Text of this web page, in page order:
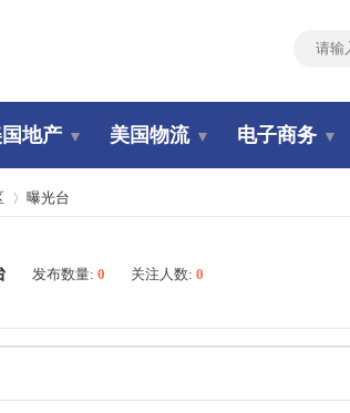
地产 ▼ 美国物流 ▼ 电子商务 ▼
曝光台
发布数量: 0 关注人数: 0